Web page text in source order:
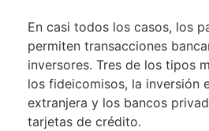
En casi todos los casos, los
permiten transacciones
inversores. Tres de los tipos
los fideicomisos, la inversión
extranjera y los bancos
tarjetas de crédito.